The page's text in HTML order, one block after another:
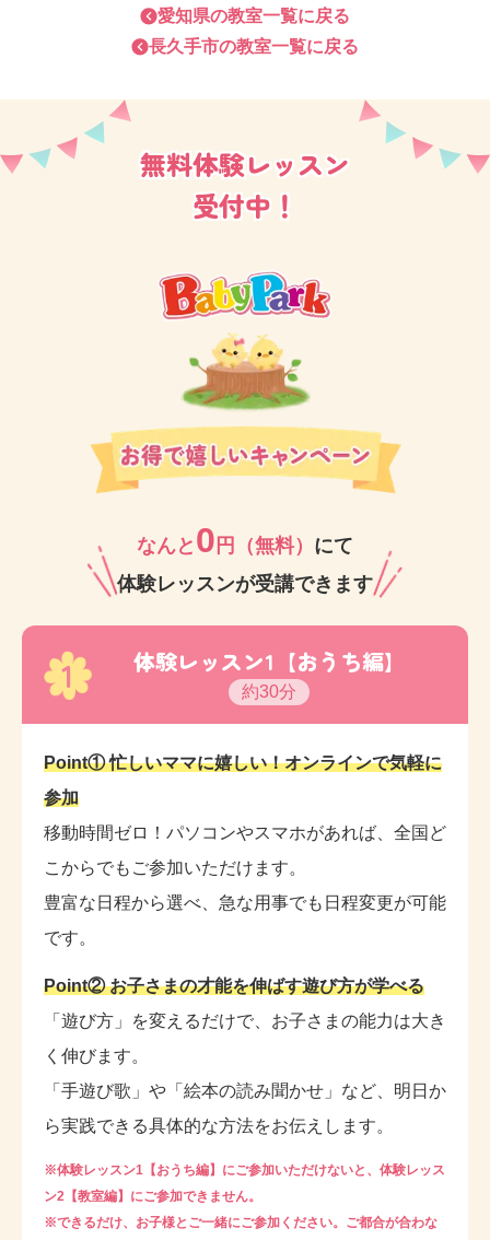
愛知県の教室一覧に戻る
長久手市の教室一覧に戻る
無料体験レッスン
受付中！
なんと 0 円（無料） にて
体験レッスンが受講できます
1 体験レッスン1【おうち編】
約30分
Point① 忙しいママに嬉しい！オンラインで気軽に
参加
移動時間ゼロ！パソコンやスマホがあれば、全国ど
こからでもご参加いただけます。
豊富な日程から選べ、急な用事でも日程変更が可能
です。
Point② お子さまの才能を伸ばす遊び方が学べる
「遊び方」を変えるだけで、お子さまの能力は大き
く伸びます。
「手遊び歌」や「絵本の読み聞かせ」など、明日か
ら実践できる具体的な方法をお伝えします。
※体験レッスン1【おうち編】にご参加いただけないと、体験レッス
ン2【教室編】にご参加できません。
※できるだけ、お子様とご一緒にご参加ください。ご都合が合わな